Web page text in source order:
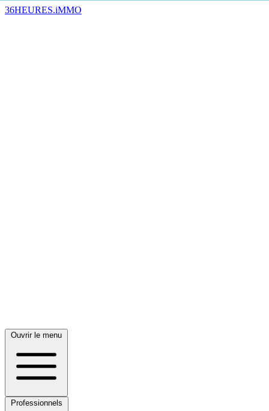
36HEURES.iMMO
Ouvrir le menu
Professionnels